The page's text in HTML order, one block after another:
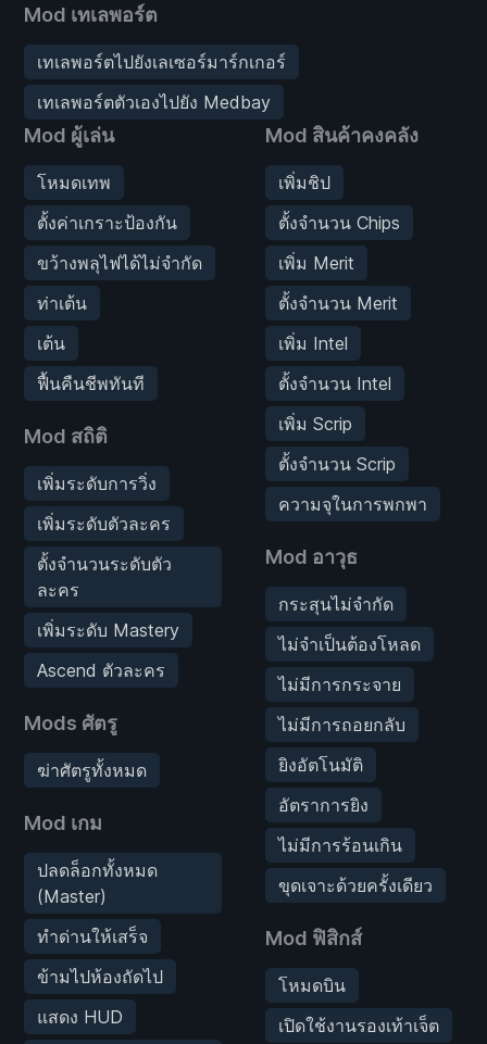
Mod เทเลพอร์ต
เทเลพอร์ตไปยังเลเซอร์มาร์กเกอร์
เทเลพอร์ตตัวเองไปยัง Medbay
Mod ผู้เล่น
โหมดเทพ
ตั้งค่าเกราะป้องกัน
ขว้างพลุไฟได้ไม่จำกัด
ท่าเต้น
เต้น
ฟื้นคืนชีพทันที
Mod สถิติ
เพิ่มระดับการวิ่ง
เพิ่มระดับตัวละคร
ตั้งจำนวนระดับตัว
ละคร
เพิ่มระดับ Mastery
Ascend ตัวละคร
Mods ศัตรู
ฆ่าศัตรูทั้งหมด
Mod เกม
ปลดล็อกทั้งหมด
(Master)
ทำด่านให้เสร็จ
ข้ามไปห้องถัดไป
แสดง HUD
Mod สินค้าคงคลัง
เพิ่มชิป
ตั้งจำนวน Chips
เพิ่ม Merit
ตั้งจำนวน Merit
เพิ่ม Intel
ตั้งจำนวน Intel
เพิ่ม Scrip
ตั้งจำนวน Scrip
ความจุในการพกพา
Mod อาวุธ
กระสุนไม่จำกัด
ไม่จำเป็นต้องโหลด
ไม่มีการกระจาย
ไม่มีการถอยกลับ
ยิงอัตโนมัติ
อัตราการยิง
ไม่มีการร้อนเกิน
ขุดเจาะด้วยครั้งเดียว
Mod ฟิสิกส์
โหมดบิน
เปิดใช้งานรองเท้าเจ็ต